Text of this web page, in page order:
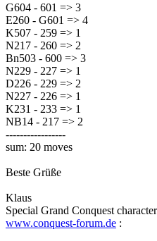
G604 - 601 => 3
E260 - G601 => 4
K507 - 259 => 1
N217 - 260 => 2
Bn503 - 600 => 3
N229 - 227 => 1
D226 - 229 => 2
N227 - 226 => 1
K231 - 233 => 1
NB14 - 217 => 2
-----------------
sum: 20 moves
Beste Grüße
Klaus
Special Grand Conquest
www.conquest-forum.de :